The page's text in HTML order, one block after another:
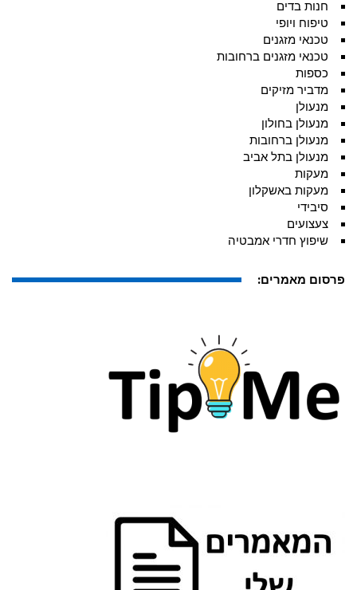
חנות בדים
טיפוח ויופי
טכנאי מזגנים
טכנאי מזגנים ברחובות
כספות
מדביר מזיקים
מנעולן
מנעולן בחולון
מנעולן ברחובות
מנעולן בתל אביב
מעקות
מעקות באשקלון
סיבידי
צעצועים
שיפוץ חדרי אמבטיה
פרסום מאמרים: